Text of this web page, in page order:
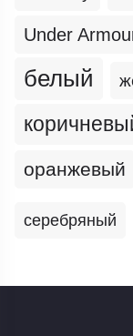
Under
белый
оранжевый
серебряный